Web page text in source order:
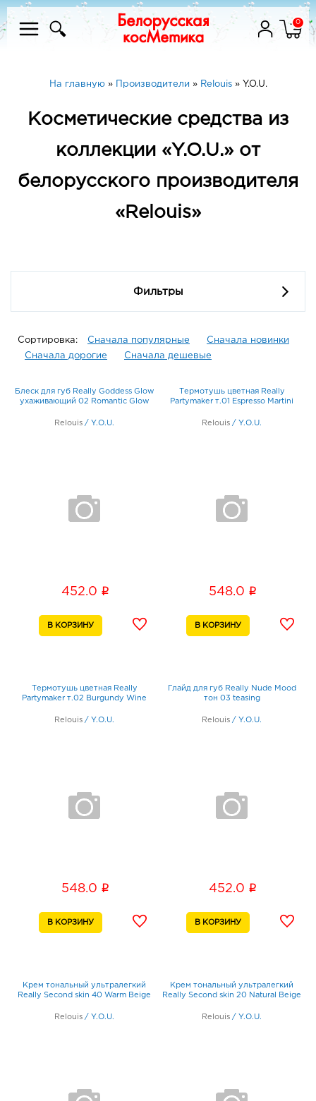
0
На главную» Производители » Relouis» Y.O.U.
Косметические средства из
коллекции «Y.O.U.» от
белорусского производителя
«Relouis»
Фильтры
Сортировка: Сначала популярные
Сначала новинки
Сначала дорогие
Сначала дешевые
Блеск для губ Really Goddess Glow
ухаживающий 02 Romantic Glow
Relouis / Y.O.U.
452.0 i
Термотушь цветная Really
Partymaker т.01 Espresso Martini
Relouis / Y.O.U.
548.0 i
Термотушь цветная Really
Partymaker т.02 Burgundy Wine
Relouis / Y.O.U.
548.0 i
Глайд для губ Really Nude Mood
тон 03 teasing
Relouis / Y.O.U.
452.0 i
Крем тональный ультралегкий
Really Second skin 40 Warm Beige
Relouis / Y.O.U.
Крем тональный ультралегкий
Really Second skin 20 Natural Beige
Relouis / Y.O.U.